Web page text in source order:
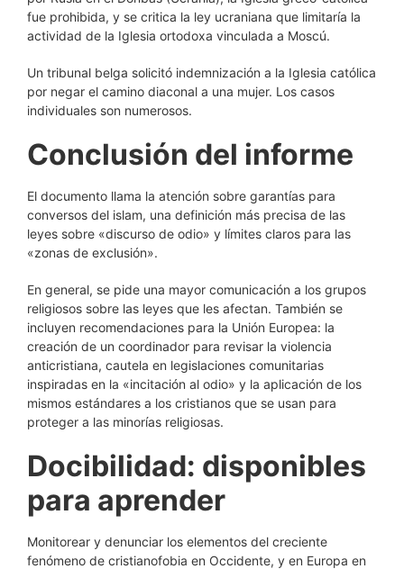
fue prohibida, y se critica la ley ucraniana que limitaría la
actividad de la Iglesia ortodoxa vinculada a Moscú.
Un tribunal belga solicitó indemnización a la Iglesia católica
por negar el camino diaconal a una mujer. Los casos
individuales son numerosos.
Conclusión del informe
El documento llama la atención sobre garantías para
conversos del islam, una definición más precisa de las
leyes sobre «discurso de odio» y límites claros para las
«zonas de exclusión».
En general, se pide una mayor comunicación a los grupos
religiosos sobre las leyes que les afectan. También se
incluyen recomendaciones para la Unión Europea: la
creación de un coordinador para revisar la violencia
anticristiana, cautela en legislaciones comunitarias
inspiradas en la «incitación al odio» y la aplicación de los
mismos estándares a los cristianos que se usan para
proteger a las minorías religiosas.
Docibilidad: disponibles
para aprender
Monitorear y denunciar los elementos del creciente
fenómeno de cristianofobia en Occidente, y en Europa en